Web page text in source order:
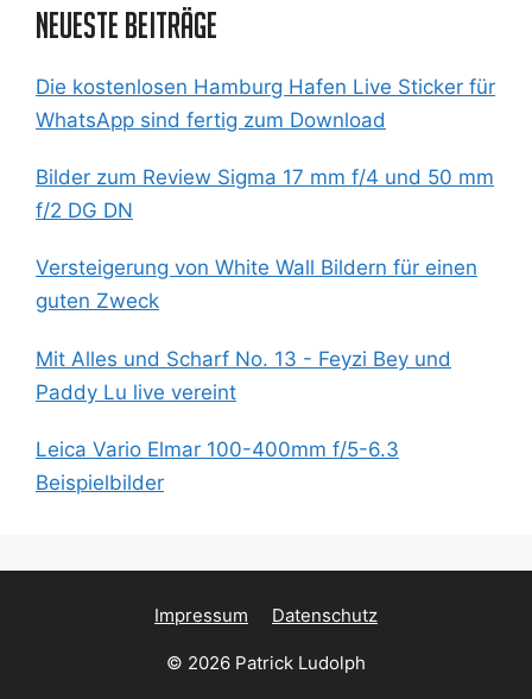
Neueste Beiträge
Die kostenlosen Hamburg Hafen Live Sticker für
WhatsApp sind fertig zum Download
Bilder zum Review Sigma 17 mm f/4 und 50 mm
f/2 DG DN
Versteigerung von White Wall Bildern für einen
guten Zweck
Mit Alles und Scharf No. 13 - Feyzi Bey und
Paddy Lu live vereint
Leica Vario Elmar 100-400mm f/5-6.3
Beispielbilder
Impressum Datenschutz
© 2026 Patrick Ludolph